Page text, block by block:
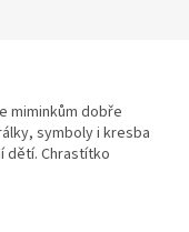
miminkům dobře
symboly i kresba
dětí. Chrastítko